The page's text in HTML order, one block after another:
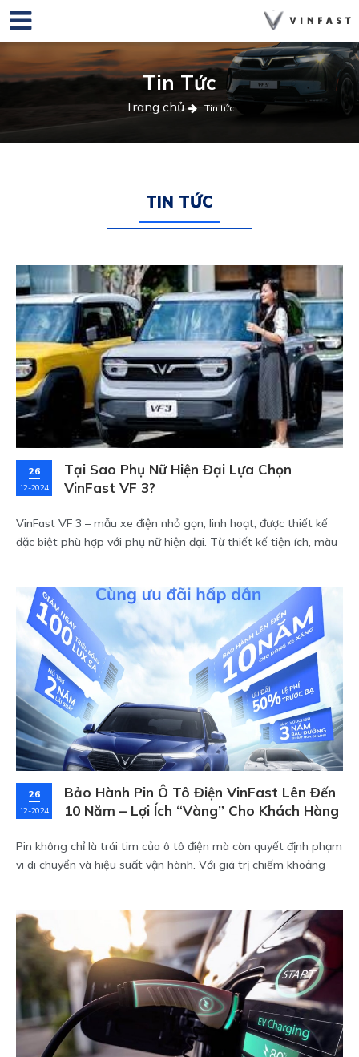
Tin Tức
Trang chủ Tin tức
TIN TỨC
26
12-2024
Tại Sao Phụ Nữ Hiện Đại Lựa Chọn
VinFast VF 3?
VinFast VF 3 – mẫu xe điện nhỏ gọn, linh hoạt, được thiết kế
đặc biệt phù hợp với phụ nữ hiện đại. Từ thiết kế tiện ích, màu
đi làm, mua sắm hay đưa đón con.
26
12-2024
Bảo Hành Pin Ô Tô Điện VinFast Lên Đến
10 Năm – Lợi Ích “Vàng” Cho Khách Hàng
Pin không chỉ là trái tim của ô tô điện mà còn quyết định phạm
vi di chuyển và hiệu suất vận hành. Với giá trị chiếm khoảng
đến chính sách bảo hành pin ô tô điện lên đến 10 năm, giúp
khách hàng an tâm sử dụng và tận hưởng hành trình trọn vẹn.